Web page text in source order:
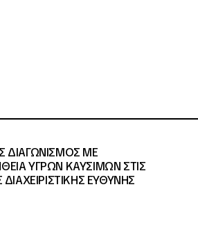
ΔΙΑΓΩΝΙΣΜΟΣ ΜΕ
ΥΓΡΩΝ ΚΑΥΣΙΜΩΝ ΣΤΙΣ
ΔΙΑΧΕΙΡΙΣΤΙΚΗΣ ΕΥΘΥΝΗΣ